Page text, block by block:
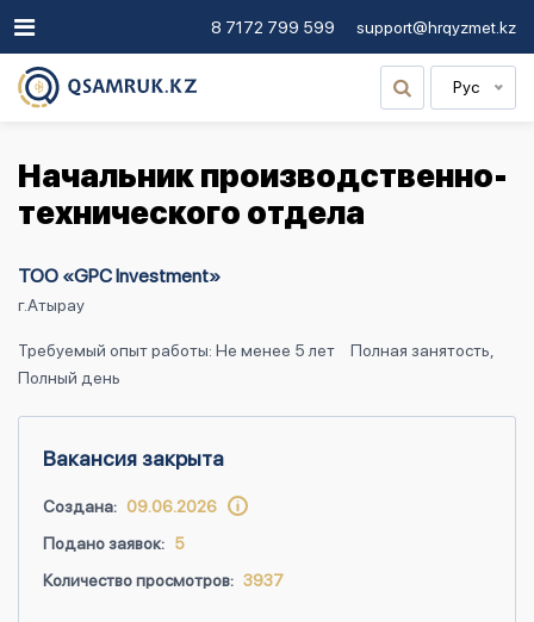
8 7172 799 599 support@hrqyzmet.kz
Рус
Начальник производственно-
технического отдела
ТОО «GPC Investment»
г.Атырау
Требуемый опыт работы: Не менее 5 лет
Полная занятость,
Полный день
Вакансия закрыта
Создана: 09.06.2026
Подано заявок: 5
Количество просмотров: 3937